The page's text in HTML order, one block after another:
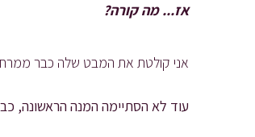
אז... מה קורה?
אני קולטת את המבט שלה כבר
עוד לא הסתיימה המנה הראשונה,